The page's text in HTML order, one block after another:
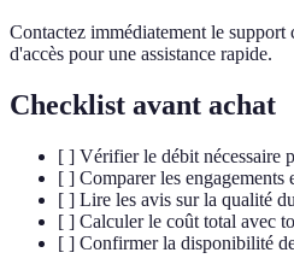
Contactez immédiatement le
d'accès pour une assistance rapide.
Checklist avant achat
[ ] Vérifier le débit nécessaire
[ ] Comparer les engagements
[ ] Lire les avis sur la qualité
[ ] Calculer le coût total avec
[ ] Confirmer la disponibilité